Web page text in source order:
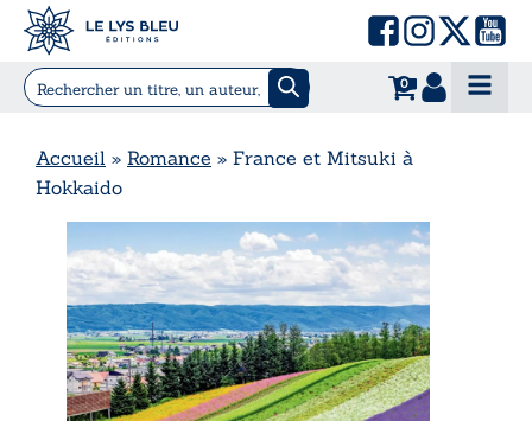
0
Accueil » Romance » France et Mitsuki à
Hokkaido